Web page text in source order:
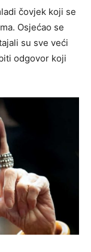
čovjek koji se
Osjećao se
su sve veći
odgovor koji